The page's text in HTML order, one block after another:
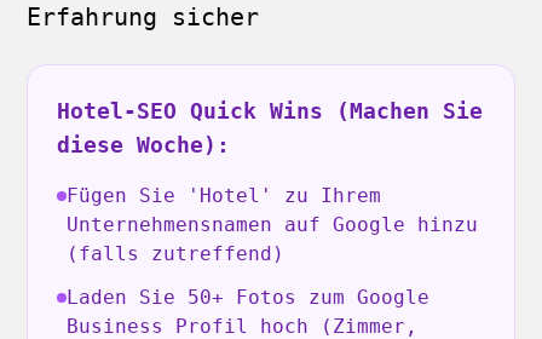
Erfahrung sicher
Hotel-SEO Quick Wins (Machen Sie
diese Woche):
Fügen Sie 'Hotel' zu Ihrem
Unternehmensnamen auf Google hinzu
(falls zutreffend)
Laden Sie 50+ Fotos zum Google
Business Profil hoch (Zimmer,